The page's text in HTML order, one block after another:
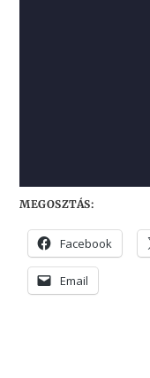
MEGOSZTÁS:
Facebook
Email